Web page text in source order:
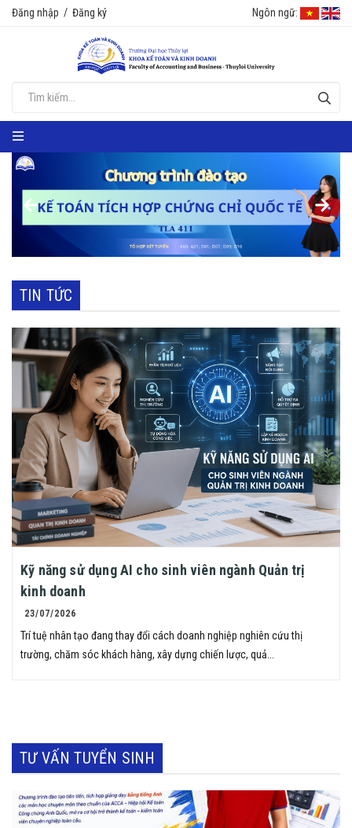
Đăng nhập / Đăng ký Ngôn ngữ:
TIN TỨC
Kỹ năng sử dụng AI cho sinh viên ngành Quản trị
kinh doanh
23/07/2026
Trí tuệ nhân tạo đang thay đổi cách doanh nghiệp nghiên cứu thị
trường, chăm sóc khách hàng, xây dựng chiến lược, quả...
TƯ VẤN TUYỂN SINH